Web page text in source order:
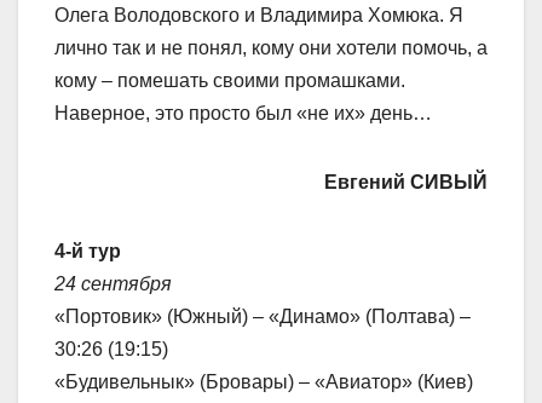
Олега Володовского и Владимира Хомюка. Я
лично так и не понял, кому они хотели помочь, а
кому – помешать своими промашками.
Наверное, это просто был «не их» день…
Евгений СИВЫЙ
4-й тур
24 сентября
«Портовик» (Южный) – «Динамо» (Полтава) –
30:26 (19:15)
«Будивельнык» (Бровары) – «Авиатор» (Киев)